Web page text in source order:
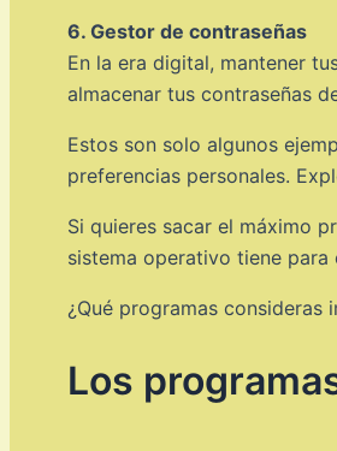
6. Gestor de contraseñas
En la era digital, mantener
almacenar tus contraseñas
Estos son solo algunos
preferencias personales.
Si quieres sacar el máximo
sistema operativo tiene para
¿Qué programas consideras
Los